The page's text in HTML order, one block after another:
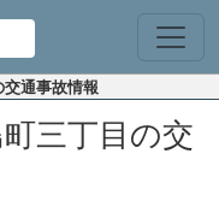
通事故情報
三丁目の交